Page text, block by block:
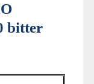
bitter